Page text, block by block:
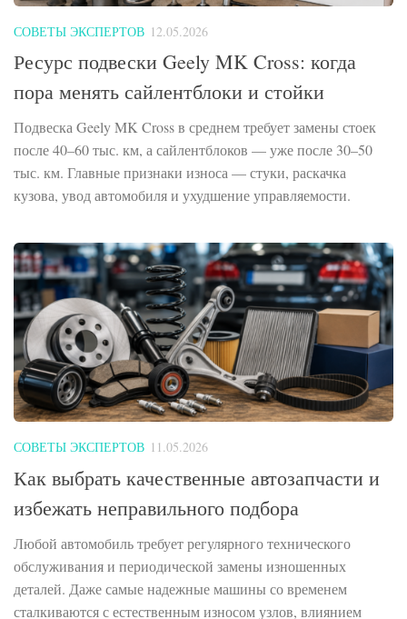
СОВЕТЫ ЭКСПЕРТОВ 12.05.2026
Ресурс подвески Geely MK Cross: когда
пора менять сайлентблоки и стойки
Подвеска Geely MK Cross в среднем требует замены стоек
после 40–60 тыс. км, а сайлентблоков — уже после 30–50
тыс. км. Главные признаки износа — стуки, раскачка
кузова, увод автомобиля и ухудшение управляемости.
СОВЕТЫ ЭКСПЕРТОВ 11.05.2026
Как выбрать качественные автозапчасти и
избежать неправильного подбора
Любой автомобиль требует регулярного технического
обслуживания и периодической замены изношенных
деталей. Даже самые надежные машины со временем
сталкиваются с естественным износом узлов, влиянием